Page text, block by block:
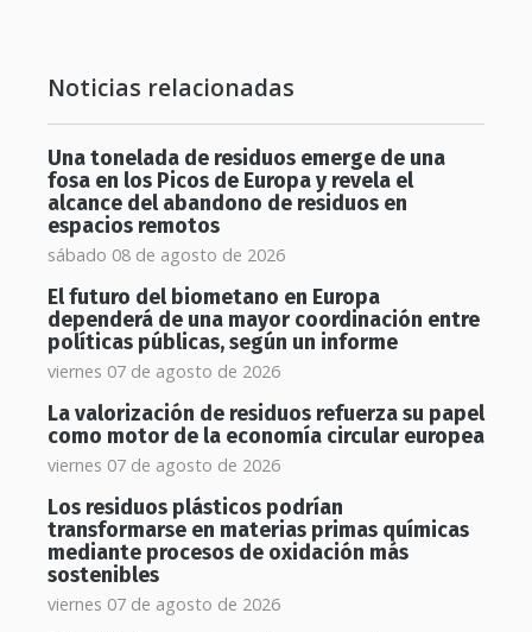
Noticias relacionadas
Una tonelada de residuos emerge de una
fosa en los Picos de Europa y revela el
alcance del abandono de residuos en
espacios remotos
sábado 08 de agosto de 2026
El futuro del biometano en Europa
dependerá de una mayor coordinación entre
políticas públicas, según un informe
viernes 07 de agosto de 2026
La valorización de residuos refuerza su papel
como motor de la economía circular europea
viernes 07 de agosto de 2026
Los residuos plásticos podrían
transformarse en materias primas químicas
mediante procesos de oxidación más
sostenibles
viernes 07 de agosto de 2026